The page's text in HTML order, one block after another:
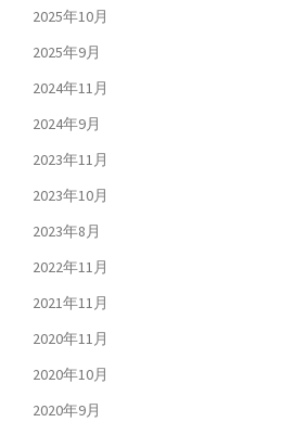
2025年10月
2025年9月
2024年11月
2024年9月
2023年11月
2023年10月
2023年8月
2022年11月
2021年11月
2020年11月
2020年10月
2020年9月